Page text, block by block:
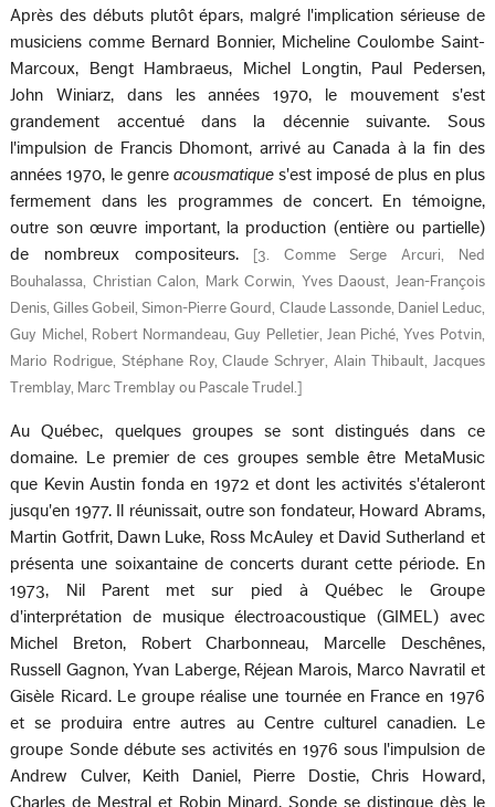
Après des débuts plutôt épars, malgré l'implication sérieuse de
musiciens comme Bernard Bonnier, Micheline Coulombe Saint-
Marcoux, Bengt Hambraeus, Michel Longtin, Paul Pedersen,
John Winiarz, dans les années 1970, le mouvement s'est
grandement accentué dans la décennie suivante. Sous
l'impulsion de Francis Dhomont, arrivé au Canada à la fin des
années 1970, le genre acousmatiques'est imposé de plus en plus
fermement dans les programmes de concert. En témoigne,
outre son œuvre important, la production (entière ou partielle)
de nombreux compositeurs.
3. Comme Serge Arcuri, Ned
Bouhalassa, Christian Calon, Mark Corwin, Yves Daoust, Jean-François
Denis, Gilles Gobeil, Simon-Pierre Gourd, Claude Lassonde, Daniel Leduc,
Guy Michel, Robert Normandeau, Guy Pelletier, Jean Piché, Yves Potvin,
Mario Rodrigue, Stéphane Roy, Claude Schryer, Alain Thibault, Jacques
Tremblay, Marc Tremblay ou Pascale Trudel.
Au Québec, quelques groupes se sont distingués dans ce
domaine. Le premier de ces groupes semble être MetaMusic
que Kevin Austin fonda en 1972 et dont les activités s'étaleront
jusqu'en 1977. Il réunissait, outre son fondateur, Howard Abrams,
Martin Gotfrit, Dawn Luke, Ross McAuley et David Sutherland et
présenta une soixantaine de concerts durant cette période. En
1973, Nil Parent met sur pied à Québec le Groupe
d'interprétation de musique électroacoustique (GIMEL) avec
Michel Breton, Robert Charbonneau, Marcelle Deschênes,
Russell Gagnon, Yvan Laberge, Réjean Marois, Marco Navratil et
Gisèle Ricard. Le groupe réalise une tournée en France en 1976
et se produira entre autres au Centre culturel canadien. Le
groupe Sonde débute ses activités en 1976 sous l'impulsion de
Andrew Culver, Keith Daniel, Pierre Dostie, Chris Howard,
Charles de Mestral et Robin Minard. Sonde se distingue dès le